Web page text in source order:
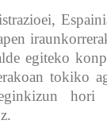
egiteko
tokiko
hori